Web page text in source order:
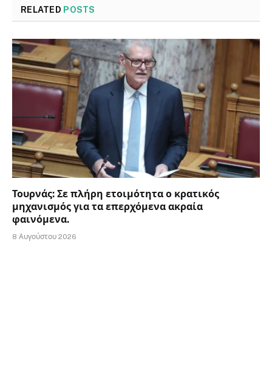
RELATED POSTS
Τουρνάς: Σε πλήρη ετοιμότητα ο κρατικός
μηχανισμός για τα επερχόμενα ακραία
φαινόμενα.
8 Αυγούστου 2026